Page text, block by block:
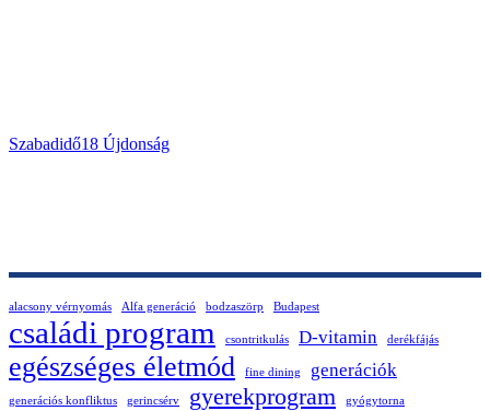
Szabadidő18 Újdonság
alacsony vérnyomás Alfa generáció bodzaszörp Budapest
családi program csontritkulás D-vitamin derékfájás
egészséges életmód fine dining generációk
generációs konfliktus gerincsérv gyerekprogram
gyógytorna